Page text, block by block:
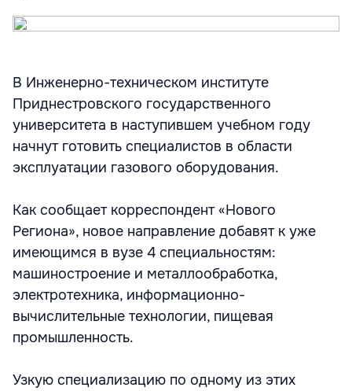
В Инженерно-техническом институте
Приднестровского государственного
университета в наступившем учебном году
начнут готовить специалистов в области
эксплуатации газового оборудования.
Как сообщает корреспондент «Нового
Региона», новое направление добавят к уже
имеющимся в вузе 4 специальностям:
машиностроение и металлообработка,
электротехника, информационно-
вычислительные технологии, пищевая
промышленность.
Узкую специализацию по одному из этих